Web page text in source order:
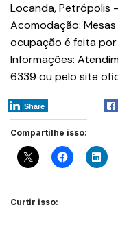
Locanda, Petrópolis
Acomodação:
ocupação é feita
Informações:
6339 ou pelo site
Share
Compartilhe isso:
Curtir isso: